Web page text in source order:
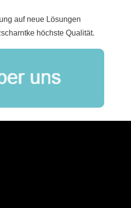
auf neue Lösungen
höchste Qualität.